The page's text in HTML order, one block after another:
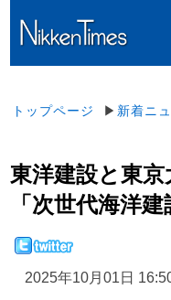
トップページ ▶ 新着ニ
東洋建設と東
「次世代海洋
2025年10月01日